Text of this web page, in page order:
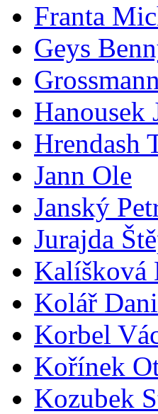
Franta
Geys
Hanousek
Hrendash
Jann Ole
Janský
Jurajda
Kalíšková
Kolář
Korbel
Kořínek
Kozubek